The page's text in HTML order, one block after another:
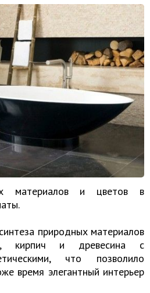
материалов и цветов в
природных материалов
кирпич и древесина с
что позволило
время элегантный интерьер